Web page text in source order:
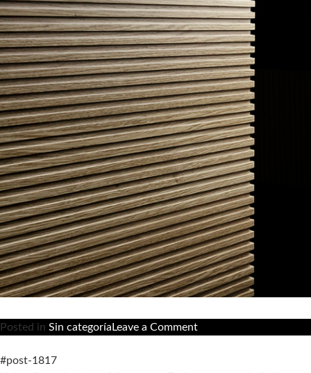
Posted in Sin categoría Leave a Commenton
#post-1817